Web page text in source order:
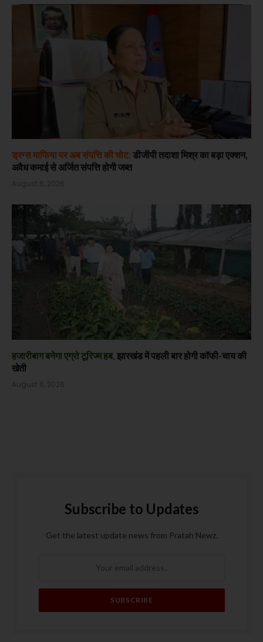
ड्रग्स माफिया पर अब संपत्ति की चोट: डीजीपी तदाशा मिश्र का बड़ा एक्शन,
अवैध कमाई से अर्जित संपत्ति होगी जब्त
August 6, 2026
हजारीबाग बनेगा एग्रो टूरिज्म हब, झारखंड में पहली बार होगी कॉफी-चाय की
खेती
August 6, 2026
Subscribe to Updates
Get the latest update news from Pratah Newz.